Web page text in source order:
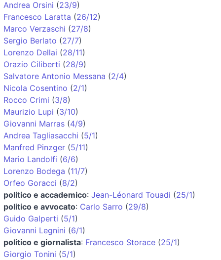
Andrea Orsini (23/9)
Francesco Laratta (26/12)
Marco Verzaschi (27/8)
Sergio Berlato (27/7)
Lorenzo Dellai (28/11)
Orazio Ciliberti (28/9)
Salvatore Antonio Messana (2/4)
Nicola Cosentino (2/1)
Rocco Crimi (3/8)
Maurizio Lupi (3/10)
Giovanni Marras (4/9)
Andrea Tagliasacchi (5/1)
Manfred Pinzger (5/11)
Mario Landolfi (6/6)
Lorenzo Bodega (11/7)
Orfeo Goracci (8/2)
politico e accademico: Jean-Léonard Touadi (25/1)
politico e avvocato: Carlo Sarro (29/8)
Guido Galperti (5/1)
Giovanni Legnini (6/1)
politico e giornalista: Francesco Storace (25/1)
Giorgio Tonini (5/1)